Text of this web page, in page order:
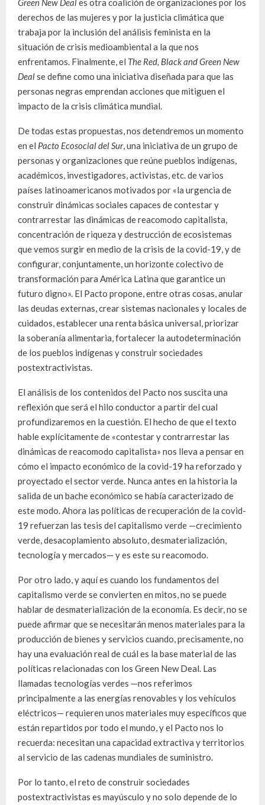
Green New Deales otra coalición de organizaciones por los
derechos de las mujeres y por la justicia climática que
trabaja por la inclusión del análisis feminista en la
situación de crisis medioambiental a la que nos
enfrentamos. Finalmente, el The Red, Black and Green New
Dealse define como una iniciativa diseñada para que las
personas negras emprendan acciones que mitiguen el
impacto de la crisis climática mundial.
De todas estas propuestas, nos detendremos un momento
en el Pacto Ecosocial del Sur, una iniciativa de un grupo de
personas y organizaciones que reúne pueblos indígenas,
académicos, investigadores, activistas, etc. de varios
países latinoamericanos motivados por «la urgencia de
construir dinámicas sociales capaces de contestar y
contrarrestar las dinámicas de reacomodo capitalista,
concentración de riqueza y destrucción de ecosistemas
que vemos surgir en medio de la crisis de la covid-19, y de
configurar, conjuntamente, un horizonte colectivo de
transformación para América Latina que garantice un
futuro digno». El Pacto propone, entre otras cosas, anular
las deudas externas, crear sistemas nacionales y locales de
cuidados, establecer una renta básica universal, priorizar
la soberanía alimentaria, fortalecer la autodeterminación
de los pueblos indígenas y construir sociedades
postextractivistas.
El análisis de los contenidos del Pacto nos suscita una
reflexión que será el hilo conductor a partir del cual
profundizaremos en la cuestión. El hecho de que el texto
hable explícitamente de «contestar y contrarrestar las
dinámicas de reacomodo capitalista» nos lleva a pensar en
cómo el impacto económico de la covid-19 ha reforzado y
proyectado el sector verde. Nunca antes en la historia la
salida de un bache económico se había caracterizado de
este modo. Ahora las políticas de recuperación de la covid-
19 refuerzan las tesis del capitalismo verde —crecimiento
verde, desacoplamiento absoluto, desmaterialización,
tecnología y mercados— y es este su reacomodo.
Por otro lado, y aquí es cuando los fundamentos del
capitalismo verde se convierten en mitos, no se puede
hablar de desmaterialización de la economía. Es decir, no se
puede afirmar que se necesitarán menos materiales para la
producción de bienes y servicios cuando, precisamente, no
hay una evaluación real de cuál es la base material de las
políticas relacionadas con los Green New Deal. Las
llamadas tecnologías verdes —nos referimos
principalmente a las energías renovables y los vehículos
eléctricos— requieren unos materiales muy específicos que
están repartidos por todo el mundo, y el Pacto nos lo
recuerda: necesitan una capacidad extractiva y territorios
al servicio de las cadenas mundiales de suministro.
Por lo tanto, el reto de construir sociedades
postextractivistas es mayúsculo y no solo depende de lo